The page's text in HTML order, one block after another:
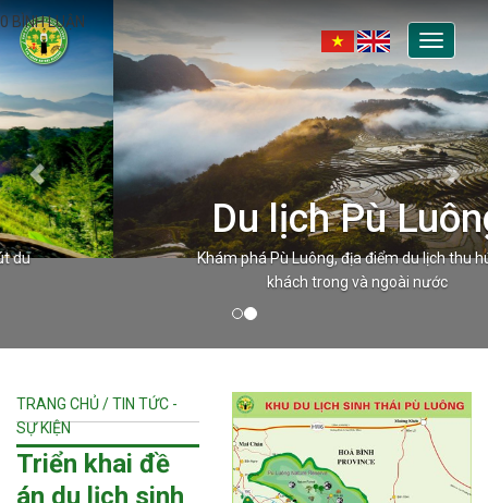
Toggle
Du lịch Pù Luông
Khám phá Pù Luông, địa điểm du lịch thu hút du
khách trong và ngoài nước
TRANG CHỦ / TIN TỨC -
SỰ KIỆN
Triển khai đề
án du lịch sinh
0 BÌNH LUẬN